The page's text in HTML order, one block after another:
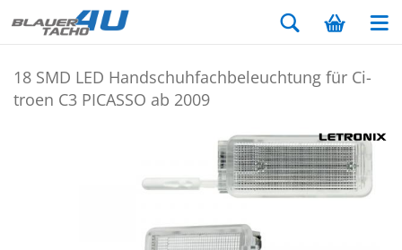
18 SMD LED Hand­schuh­fach­be­leuch­tung für Ci­
tro­en C3 PI­CAS­SO ab 2009